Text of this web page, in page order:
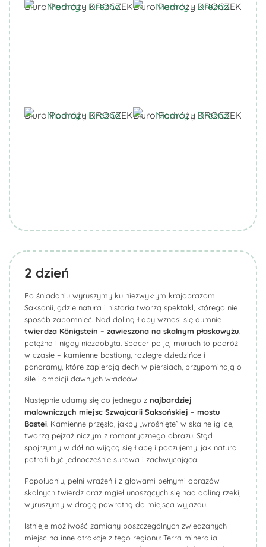
Biuro Podróży KROCZEKBiuro Podróży KROCZEK
Biuro Podróży KROCZEKBiuro Podróży KROCZEK
2 dzień
Po śniadaniu wyruszymy ku niezwykłym krajobrazom
Saksonii, gdzie natura i historia tworzą spektakl, którego nie
sposób zapomnieć. Nad doliną Łaby wznosi się dumnie
twierdza Königstein – zawieszona na skalnym płaskowyżu
potężna i nigdy niezdobyta. Spacer po jej murach to podróż
w czasie – kamienne bastiony, rozległe dziedzińce i
panoramy, które zapierają dech w piersiach, przypominają o
sile i ambicji dawnych władców.
Następnie udamy się do jednego z najbardziej
malowniczych miejsc Szwajcarii Saksońskiej – mostu
Bastei . Kamienne przęsła, jakby „wrośnięte” w skalne iglice,
tworzą pejzaż niczym z romantycznego obrazu. Stąd
spojrzymy w dół na wijącą się Łabę i poczujemy, jak natura
potrafi być jednocześnie surowa i zachwycająca.
Popołudniu, pełni wrażeń i z głowami pełnymi obrazów
skalnych twierdz oraz mgieł unoszących się nad doliną rzeki,
wyruszymy w drogę powrotną do miejsca wyjazdu.
Istnieje możliwość zamiany poszczególnych zwiedzanych
miejsc na inne atrakcje z tego regionu: Terra mineralia